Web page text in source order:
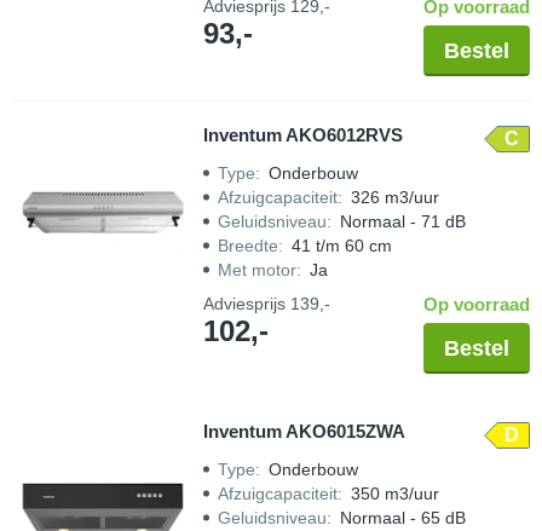
Adviesprijs 129,-
93,-
Op voorraad
Bestel
Inventum AKO6012RVS C
Type: Onderbouw
Afzuigcapaciteit: 326 m3/uur
Geluidsniveau: Normaal - 71 dB
Breedte: 41 t/m 60 cm
Met motor: Ja
Adviesprijs 139,-
102,-
Op voorraad
Bestel
Inventum AKO6015ZWA D
Type: Onderbouw
Afzuigcapaciteit: 350 m3/uur
Geluidsniveau: Normaal - 65 dB